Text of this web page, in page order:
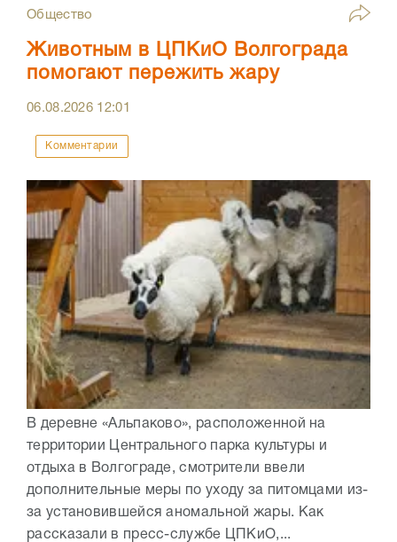
Общество
Животным в ЦПКиО Волгограда
помогают пережить жару
06.08.2026 12:01
Комментарии
В деревне «Альпаково», расположенной на
территории Центрального парка культуры и
отдыха в Волгограде, смотрители ввели
дополнительные меры по уходу за питомцами из-
за установившейся аномальной жары. Как
рассказали в пресс-службе ЦПКиО,...